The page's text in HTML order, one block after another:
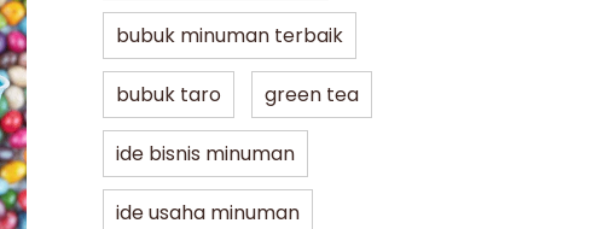
bubuk minuman terbaik
bubuk taro green tea
ide bisnis minuman
ide usaha minuman